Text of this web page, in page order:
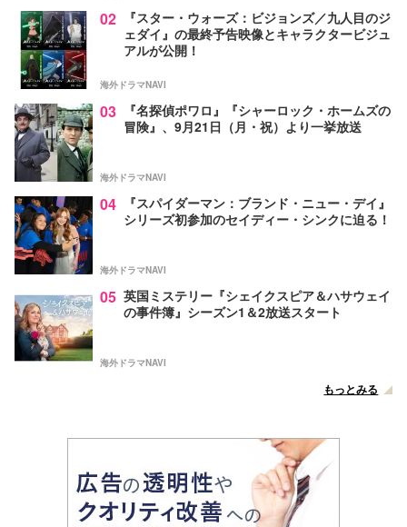
02
『スター・ウォーズ：ビジョンズ／九人目のジ
ェダイ』の最終予告映像とキャラクタービジュ
アルが公開！
海外ドラマNAVI
03
『名探偵ポワロ』『シャーロック・ホームズの
冒険』、9月21日（月・祝）より一挙放送
海外ドラマNAVI
04
『スパイダーマン：ブランド・ニュー・デイ』
シリーズ初参加のセイディー・シンクに迫る！
海外ドラマNAVI
05 英国ミステリー『シェイクスピア＆ハサウェイ
の事件簿』シーズン1＆2放送スタート
海外ドラマNAVI
もっとみる